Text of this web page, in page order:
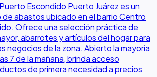
Escondido Puerto Juárez es un
abastos ubicado en el barrio Centro
Ofrece una selección práctica de
abarrotes y artículos del hogar para
negocios de la zona. Abierto la mayoría
7 de la mañana, brinda acceso
de primera necesidad a precios